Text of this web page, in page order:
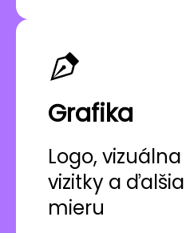
Grafika
Logo,
vizitky a
mieru